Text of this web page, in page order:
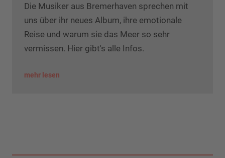
Die Musiker aus Bremerhaven sprechen mit
uns über ihr neues Album, ihre emotionale
Reise und warum sie das Meer so sehr
vermissen. Hier gibt's alle Infos.
mehr lesen